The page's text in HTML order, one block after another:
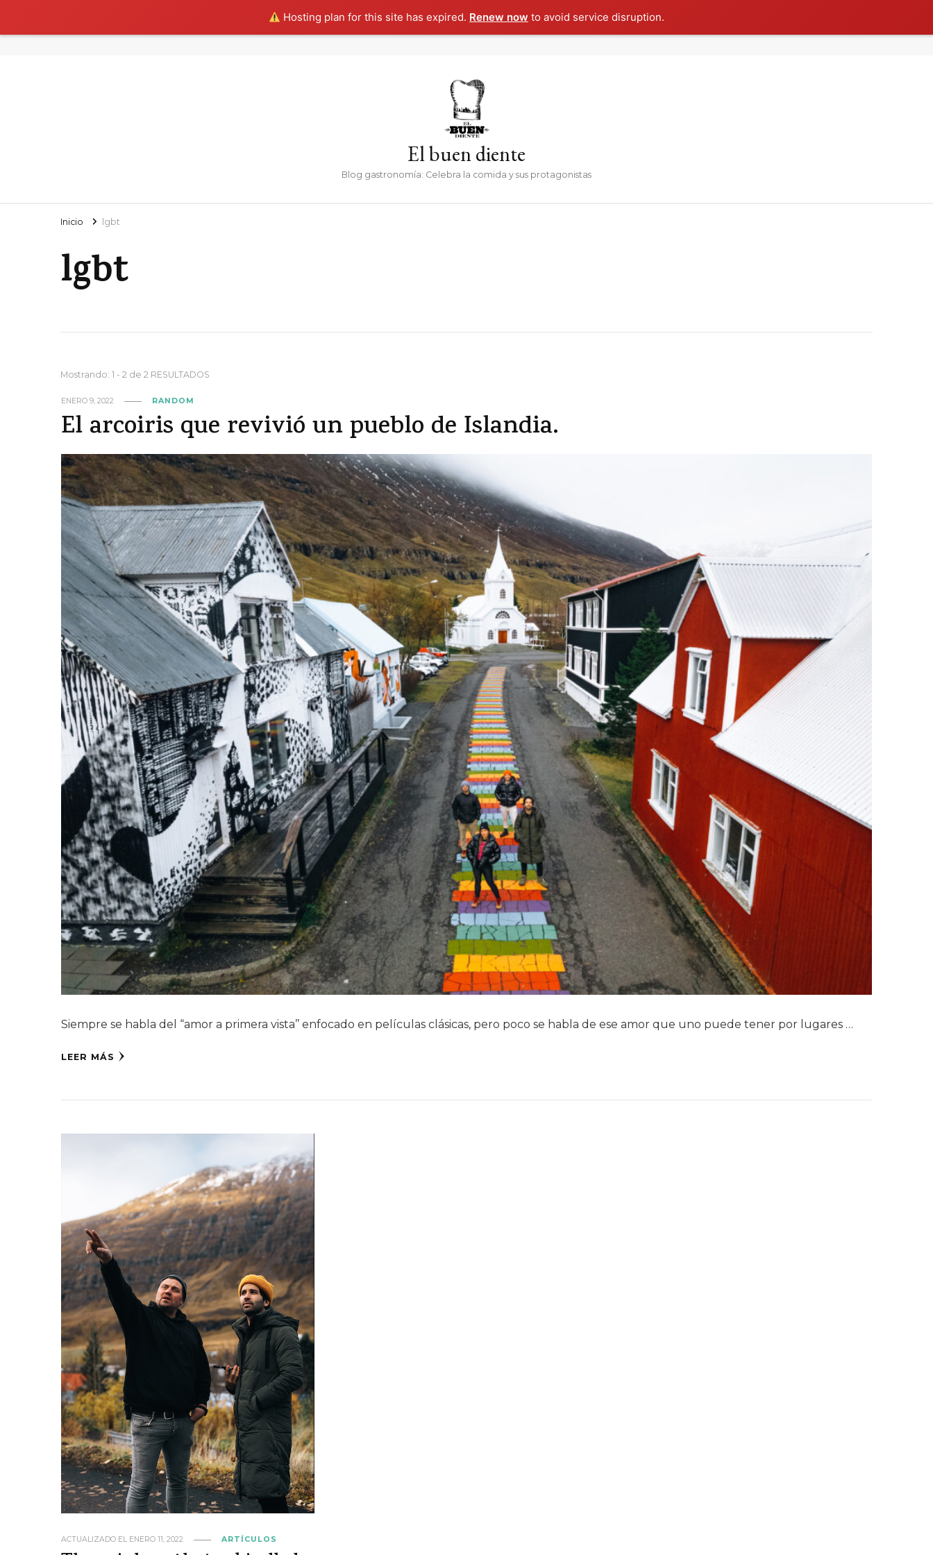
Hosting plan for this site has expired. Renew now to avoid service disruption.
El buen diente
Blog gastronomía: Celebra la comida y sus protagonistas
Inicio lgbt
lgbt
Mostrando: 1 - 2 de 2 RESULTADOS
ENERO 9, 2022 RANDOM
El arcoiris que revivió un pueblo de Islandia.
Siempre se habla del “amor a primera vista’’ enfocado en películas clásicas, pero poco se habla de ese amor que uno puede tener por lugares …
LEER MÁS
ACTUALIZADO EL ENERO 11, 2022 ARTÍCULOS